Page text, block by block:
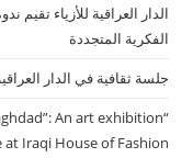
الدار العراقية للأزياء تقيم
الفكرية المتجددة
جلسة ثقافية في الدار
An art exhibition
at Iraqi House of Fashion